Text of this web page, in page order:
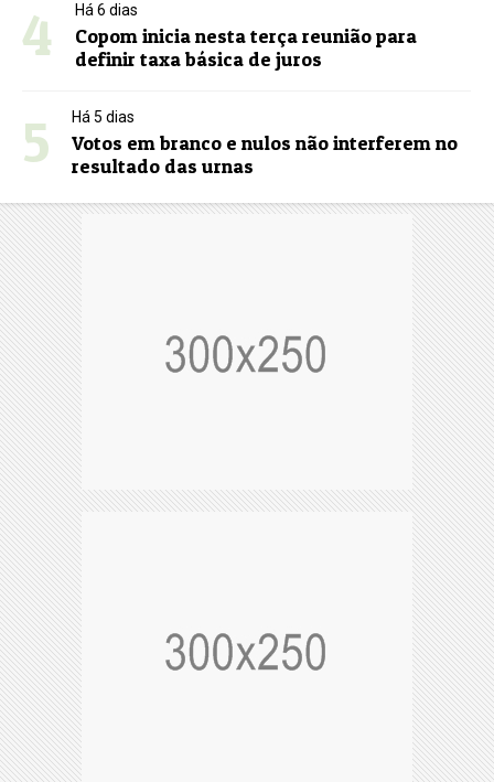
4 Há 6 dias
Copom inicia nesta terça reunião para
definir taxa básica de juros
5 Há 5 dias
Votos em branco e nulos não interferem no
resultado das urnas